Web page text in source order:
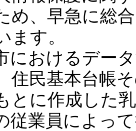
め、早急に総
ます。
おけるデー
住民基本台帳
とに作成した
従業員によっ